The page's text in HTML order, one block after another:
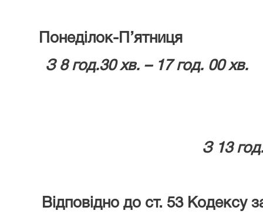
Понеділок-
З 8 год.30 хв. – 17
З 13 год. 00 хв.
Відповідно до ст. 53 Кодексу